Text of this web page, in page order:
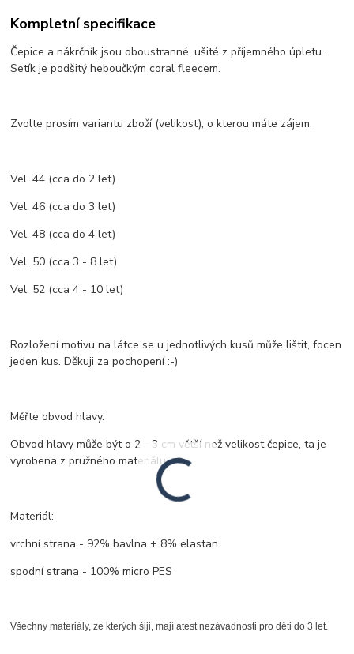
Kompletní specifikace
Čepice a nákrčník jsou oboustranné, ušité z příjemného úpletu.
Setík je podšitý heboučkým coral fleecem.
Zvolte prosím variantu zboží (velikost), o kterou máte zájem.
Vel. 44 (cca do 2 let)
Vel. 46 (cca do 3 let)
Vel. 48 (cca do 4 let)
Vel. 50 (cca 3 - 8 let)
Vel. 52 (cca 4 - 10 let)
Rozložení motivu na látce se u jednotlivých kusů může lištit, focen
jeden kus. Děkuji za pochopení :-)
Měřte obvod hlavy.
Obvod hlavy může být o 2 - 3 cm větší než velikost čepice, ta je
vyrobena z pružného materiálu.
Materiál:
vrchní strana - 92% bavlna + 8% elastan
spodní strana - 100% micro PES
Všechny materiály, ze kterých šiji, mají atest nezávadnosti pro děti do 3 let.